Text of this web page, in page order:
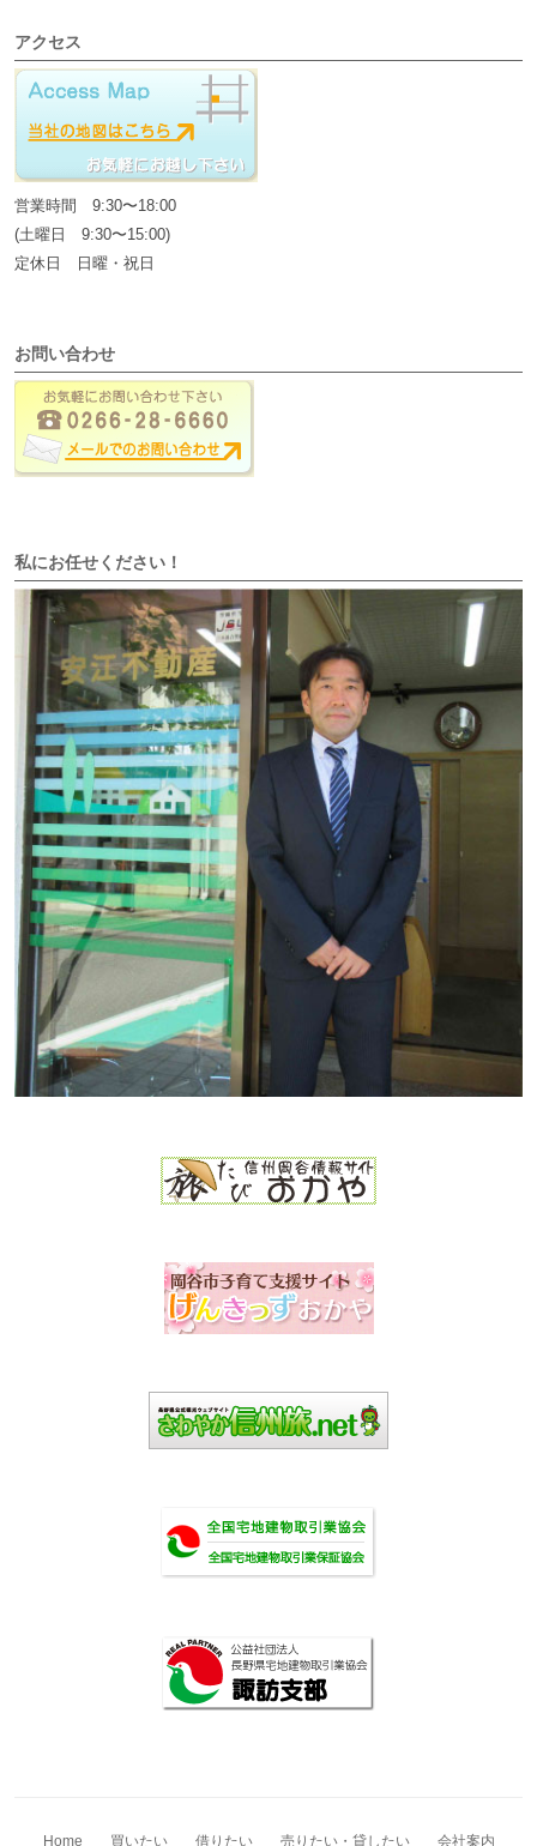
アクセス
営業時間 9:30〜18:00
(土曜日 9:30〜15:00)
定休日 日曜・祝日
お問い合わせ
私にお任せください！
Home 買いたい 借りたい 売りたい・貸したい 会社案内